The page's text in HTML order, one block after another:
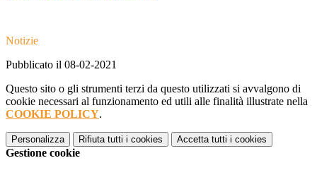
Notizie
Pubblicato il 08-02-2021
Questo sito o gli strumenti terzi da questo utilizzati si avvalgono di
cookie necessari al funzionamento ed utili alle finalità illustrate nella
COOKIE POLICY.
Personalizza Rifiuta tutti i cookies Accetta tutti i cookies
Gestione cookie